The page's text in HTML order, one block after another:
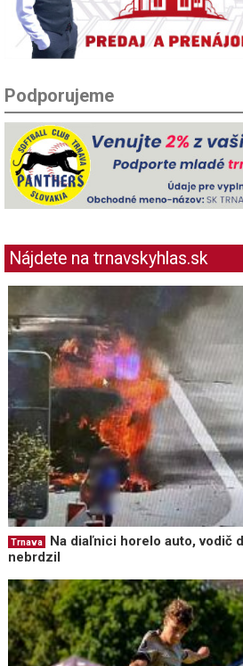
Podporujeme
Nájdete na trnavskyhlas.sk
Trnava
Na diaľnici horelo auto, vodič
nebrdzil